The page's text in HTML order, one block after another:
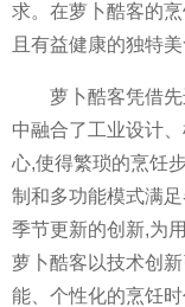
求。在萝卜酷客的
且有益健康的独特美
萝卜酷客凭借
中融合了工业设计
心,使得繁琐的烹饪
制和多功能模式满
季节更新的创新,为
萝卜酷客以技术创
能、个性化的烹饪时